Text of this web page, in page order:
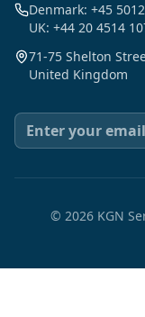
Denmark: +45
UK: +44 20 4514
71-75 Shelton
United Kingdom
© 2026KGN